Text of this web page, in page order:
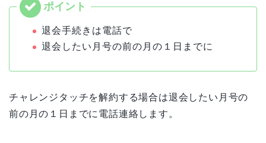
退会手続きは電話で
退会したい月号の前の月の１日までに
チャレンジタッチを解約する場合は退会したい月号の
前の月の１日までに電話連絡します。